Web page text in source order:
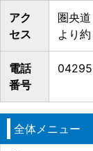
アク
セス
圏央
より
電話
番号
全体メニュー